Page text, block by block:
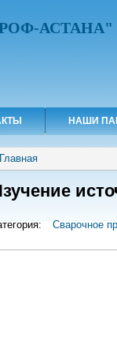
АСТАНА"
НАШИ
Вы здесь
Главная
Сварочное